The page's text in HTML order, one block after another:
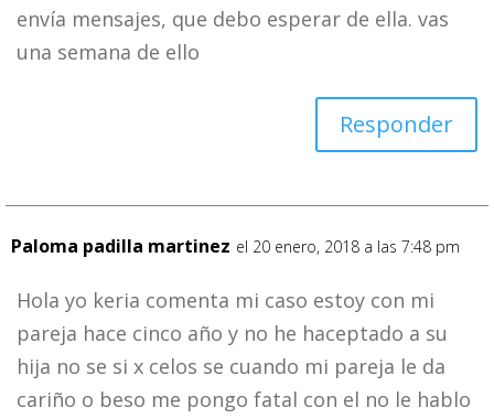
envía mensajes, que debo esperar de ella. vas
una semana de ello
Responder
Paloma padilla martinez el 20 enero, 2018 a las 7:48 pm
Hola yo keria comenta mi caso estoy con mi
pareja hace cinco año y no he haceptado a su
hija no se si x celos se cuando mi pareja le da
cariño o beso me pongo fatal con el no le hablo